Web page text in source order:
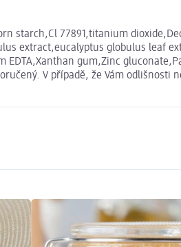
starch,Cl 77891,titanium
extract,eucalyptus globulus leaf
gum,Zinc
V případě, že Vám